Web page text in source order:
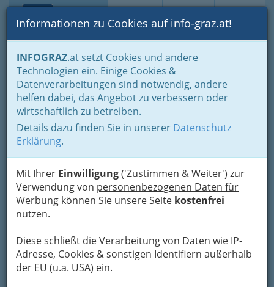
Suche Login Toggle
Informationen zu Cookies auf info-graz.at!
INFOGRAZ.at setzt Cookies und andere
Technologien ein. Einige Cookies &
Datenverarbeitungen sind notwendig, andere
helfen dabei, das Angebot zu verbessern oder
wirtschaftlich zu betreiben.
Details dazu finden Sie in unserer Datenschutz
Erklärung.
Mit Ihrer Einwilligung('Zustimmen & Weiter') zur
Verwendung von personenbezogenen Daten für
Werbung können Sie unsere Seite kostenfrei
nutzen.
Diese schließt die Verarbeitung von Daten wie IP-
Adresse, Cookies & sonstigen Identifiern außerhalb
der EU (u.a. USA) ein.
Home Branchen
China Restaurant Goldene
Schwalbe - JIN & SHAN
GmbH NACHF. KEG
Lagergasse 67, 8020 Graz
+43 316 724 199
+43 664 2755 762
Karte